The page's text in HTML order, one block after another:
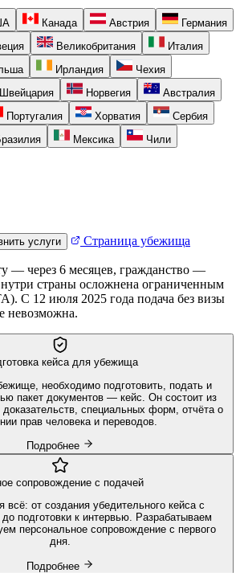
Канада Австрия
Германия
Великобритания
Италия
Ирландия
Чехия
Швейцария Норвегия
Австралия
Португалия Хорватия
Сербия
Мексика
Чили
услуги Страница убежища
— через 6 месяцев, гражданство —
страны осложнена ограниченным
С 12 июля 2025 года подача без визы
невозможна.
кейса для убежища
необходимо подготовить, подать и
пакет документов — кейс. Он состоит из
доказательств, специальных форм, отчёта о
прав человека и переводов.
Подробнее
сопровождение с подачей
от создания убедительного кейса с
подготовки к интервью. Разрабатываем
персональное сопровождение с первого
дня.
Подробнее